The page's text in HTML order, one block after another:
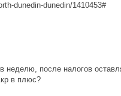
dunedin-dunedin/1410453#
неделю, после налогов
в плюс?